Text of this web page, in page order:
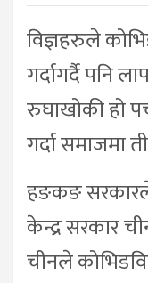
विज्ञहरुले
गर्दागर्दै पनि
रुघाखोकी हो
गर्दा समाजमा
हङकङ सरकारले
केन्द्र सरकार
चीनले